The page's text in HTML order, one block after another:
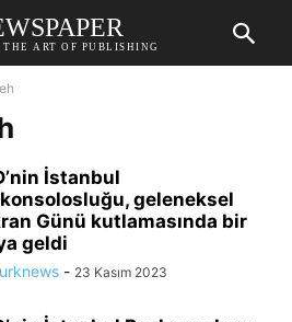
THE ART OF PUBLISHING
İstanbul
geleneksel
Günü kutlamasında bir
geldi
- 23 Kasım 2023